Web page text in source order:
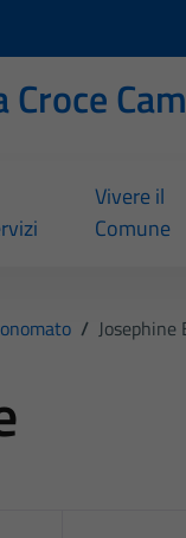
Croce
Vivere il
Comune
/ Josephine